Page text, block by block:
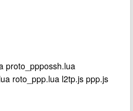
proto_pppossh.lua
roto_ppp.lua l2tp.js ppp.js